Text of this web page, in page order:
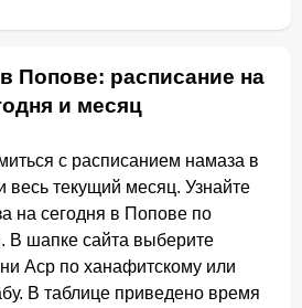
Попове: расписание на
и месяц
с расписанием намаза в
весь текущий месяц. Узнайте
на сегодня в Попове по
шапке сайта выберите
Аср по ханафитскому или
В таблице приведено время